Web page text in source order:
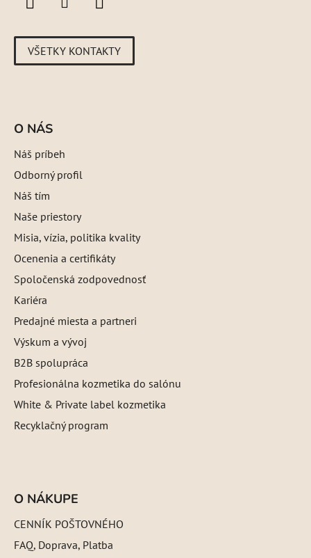
VŠETKY KONTAKTY
O NÁS
Náš príbeh
Odborný profil
Náš tím
Naše priestory
Misia, vízia, politika kvality
Ocenenia a certifikáty
Spoločenská zodpovednosť
Kariéra
Predajné miesta a partneri
Výskum a vývoj
B2B spolupráca
Profesionálna kozmetika do salónu
White & Private label kozmetika
Recyklačný program
O NÁKUPE
CENNÍK POŠTOVNÉHO
FAQ, Doprava, Platba